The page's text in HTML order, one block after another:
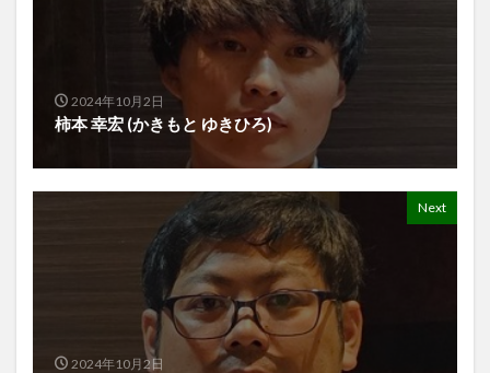
2024年10月2日
柿本 幸宏 (かきもと ゆきひろ)
Next
2024年10月2日